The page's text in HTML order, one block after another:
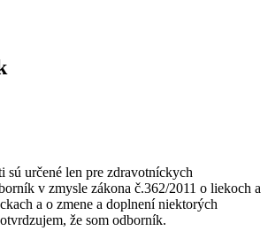
sú určené len pre zdravotníckych
v zmysle zákona č.362/2011 o liekoch a
a o zmene a doplnení niektorých
že som odborník.